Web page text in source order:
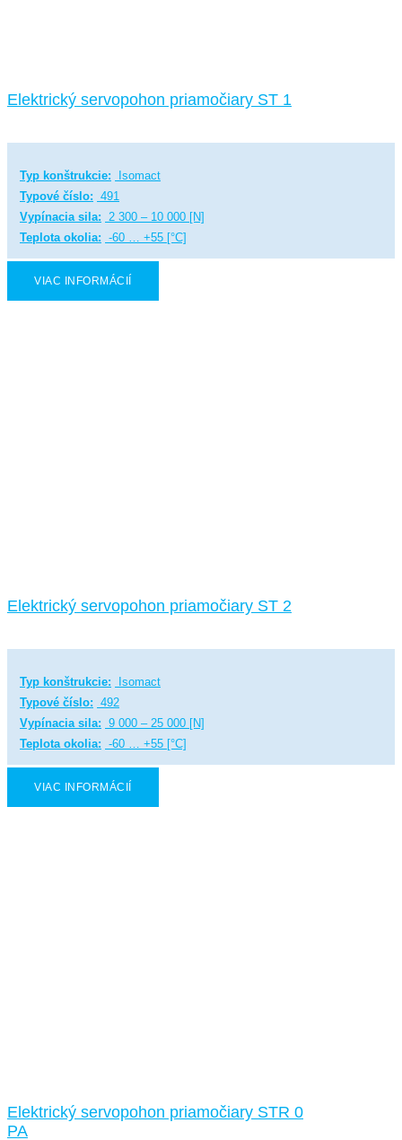
Elektrický servopohon priamočiary ST 1
Typ konštrukcie:
Isomact
Typové číslo: 491
Vypínacia sila: 2 300 – 10 000 [N]
Teplota okolia: -60 … +55 [°C]
VIAC INFORMÁCIÍ
Elektrický servopohon priamočiary ST 2
Typ konštrukcie:
Isomact
Typové číslo: 492
Vypínacia sila: 9 000 – 25 000 [N]
Teplota okolia: -60 … +55 [°C]
VIAC INFORMÁCIÍ
Elektrický servopohon priamočiary STR 0
PA